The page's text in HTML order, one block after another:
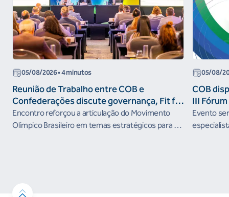
05/08/2026• 4 minutos
Reunião de Trabalho entre COB e
Confederações discute governança, Fit for
the Future e presença do Brasil em
organismos internacionais
Encontro reforçou a articulação do Movimento
Olímpico Brasileiro em temas estratégicos para os
05/08/
COB
III
Evento